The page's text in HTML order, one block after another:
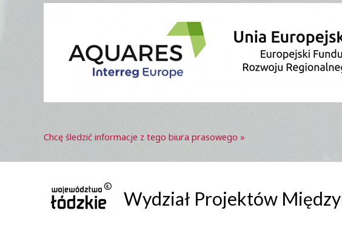
Chcę śledzić informacje z tego biura prasowego »
Wydział Projektów